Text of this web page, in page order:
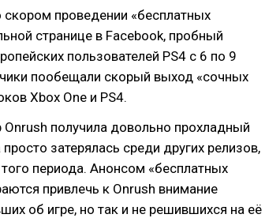
проведении «бесплатных
странице в Facebook, пробный
пользователей PS4 с 6 по 9
пообещали скорый выход «сочных
Xbox One и PS4.
получила довольно прохладный
затерялась среди других релизов,
периода. Анонсом «бесплатных
привлечь к Onrush внимание
об игре, но так и не решившихся на её